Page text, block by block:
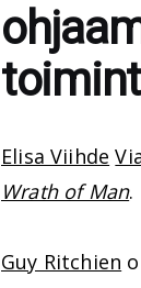
Elisa Viihde
Wrath of Man.
Guy Ritchien